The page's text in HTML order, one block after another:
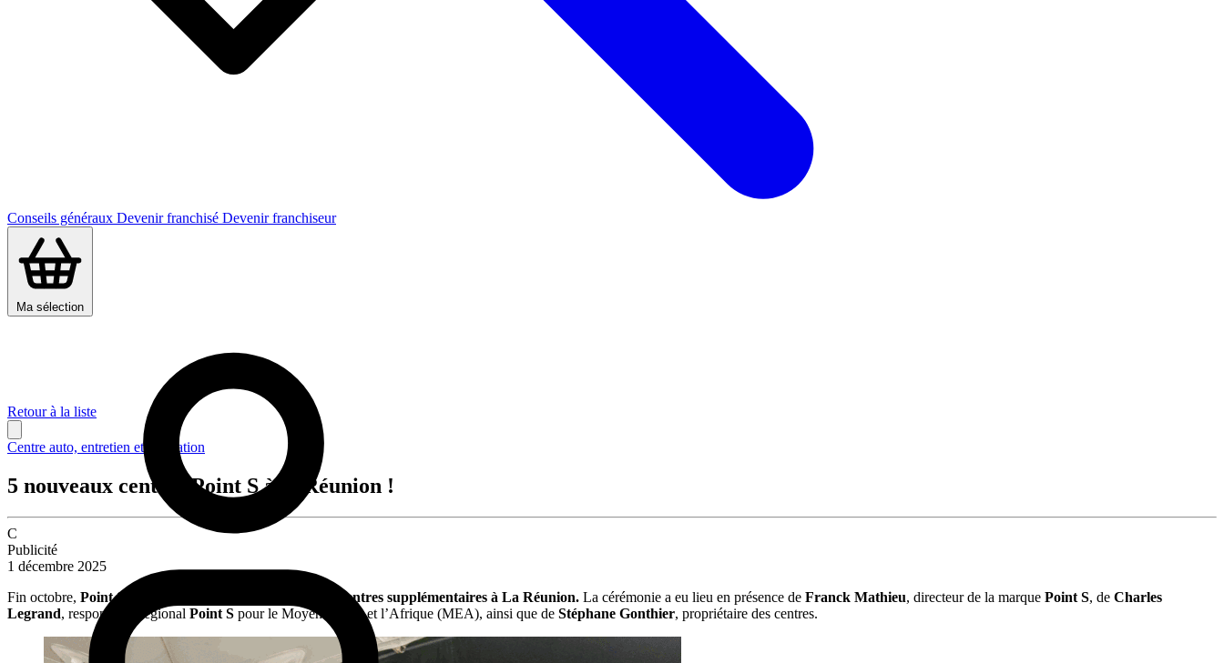
Conseils généraux Devenir franchisé Devenir franchiseur
Ma sélection
Retour à la liste
Centre auto, entretien et réparation
5 nouveaux centres Point S à la Réunion !
C
Publicité
1 décembre 2025
Fin octobre, Point S a fêté l’ouverture officielle de cinq centres supplémentaires à La Réunion. La cérémonie a eu lieu en présence de Franck Mathieu, directeur de la marque Point S, de Charles
Legrand, responsable régional Point S pour le Moyen-Orient et l’Afrique (MEA), ainsi que de Stéphane Gonthier, propriétaire des centres.